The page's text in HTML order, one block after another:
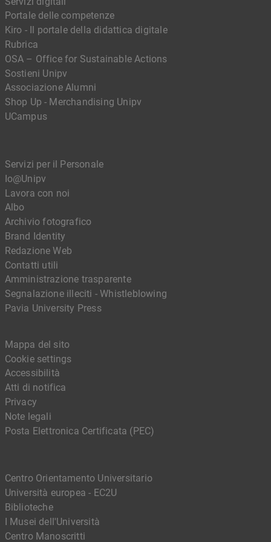
Portale delle competenze
Kiro - Il portale della didattica digitale
Rubrica
OSA – Office for Sustainable Actions
Sostieni Unipv
Associazione Alumni
Shop Up - Merchandising Unipv
UCampus
Servizi per il Personale
Io@Unipv
Lavora con noi
Albo
Archivio fotografico
Brand Identity
Redazione Web
Contatti utili
Amministrazione trasparente
Segnalazione illeciti - Whistleblowing
Pavia University Press
Centro Orientamento Universitario
Università europea - EC2U
Biblioteche
I Musei dell'Università
Centro Manoscritti
Mappa del sito
Cookie settings
Accessibilità
Atti di notifica
Privacy
Note legali
Posta Elettronica Certificata (PEC)